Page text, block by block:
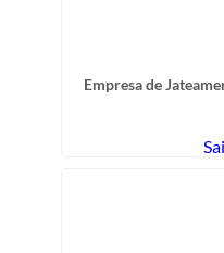
Empresa de